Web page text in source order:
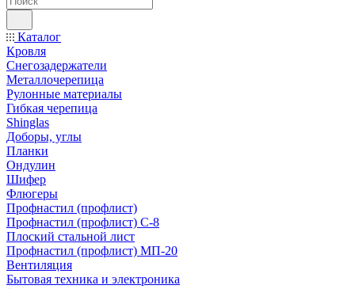
Каталог
Кровля
Снегозадержатели
Металлочерепица
Рулонные материалы
Гибкая черепица
Shinglas
Доборы, углы
Планки
Ондулин
Шифер
Флюгеры
Профнастил (профлист)
Профнастил (профлист) С-8
Плоский стальной лист
Профнастил (профлист) МП-20
Вентиляция
Бытовая техника и электроника